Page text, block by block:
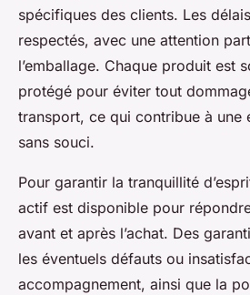
spécifiques des clients. Les
respectés, avec une attention
l’emballage. Chaque produit est
protégé pour éviter tout
transport, ce qui contribue à une
sans souci.
Pour garantir la tranquillité
actif est disponible pour
avant et après l’achat. Des
les éventuels défauts ou
accompagnement, ainsi que la